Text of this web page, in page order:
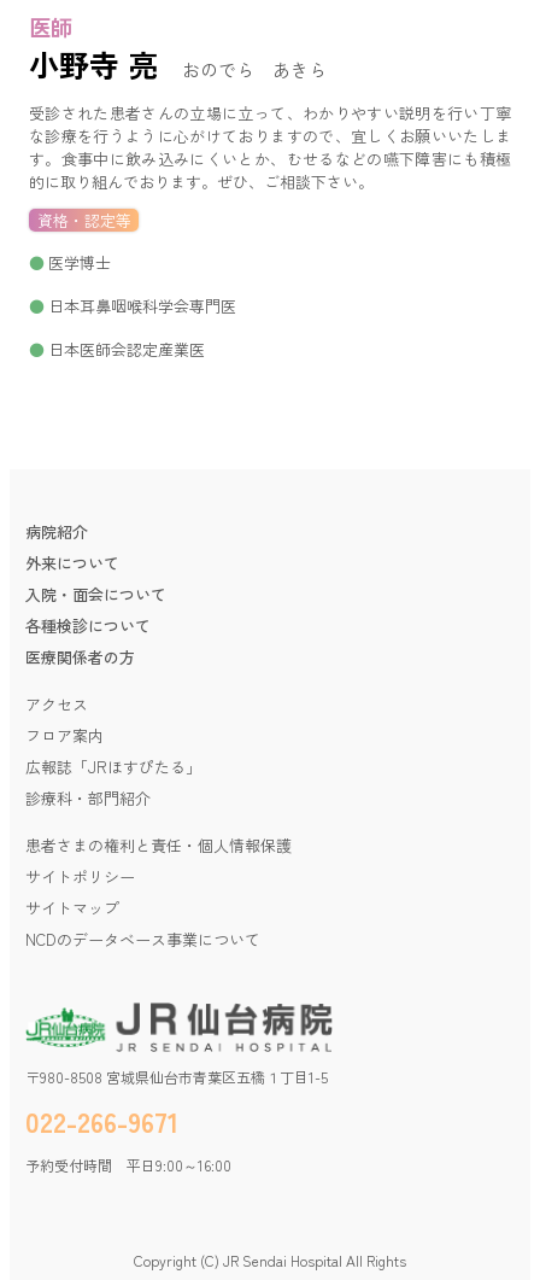
医師
小野寺 亮 おのでら あきら
受診された患者さんの立場に立って、わかりやすい説明を行い丁寧
な診療を行うように心がけておりますので、宜しくお願いいたしま
す。食事中に飲み込みにくいとか、むせるなどの嚥下障害にも積極
的に取り組んでおります。ぜひ、ご相談下さい。
資格・認定等
医学博士
日本耳鼻咽喉科学会専門医
日本医師会認定産業医
病院紹介
外来について
入院・面会について
各種検診について
医療関係者の方
アクセス
フロア案内
広報誌「JRほすぴたる」
診療科・部門紹介
患者さまの権利と責任・個人情報保護
サイトポリシー
サイトマップ
NCDのデータベース事業について
〒980-8508 宮城県仙台市青葉区五橋１丁目1-5
022-266-9671
予約受付時間 平日9:00～16:00
Copyright (C) JR Sendai Hospital All Rights